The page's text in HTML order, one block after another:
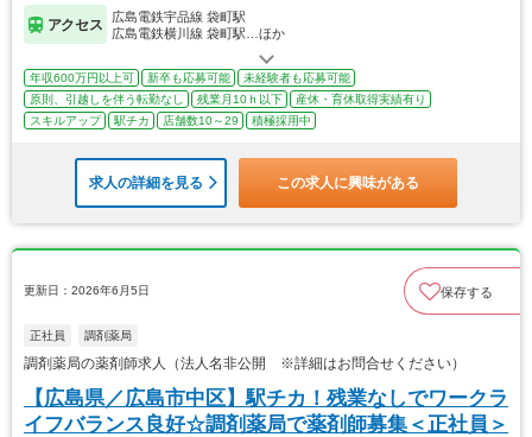
アクセス
広島電鉄宇品線 袋町駅
広島電鉄横川線 袋町駅…ほか
年収600万円以上可 新卒も応募可能
未経験者も応募可能
原則、引越しを伴う転勤なし
残業月10ｈ以下
産休・育休取得実績有り
スキルアップ
駅チカ 店舗数10～29 積極採用中
求人の詳細を見る この求人に興味がある
更新日：2026年6月5日 保存する
正社員 調剤薬局
調剤薬局の薬剤師求人（法人名非公開 ※詳細はお問合せください）
【広島県／広島市中区】駅チカ！残業なしでワークラ
イフバランス良好☆調剤薬局で薬剤師募集＜正社員＞